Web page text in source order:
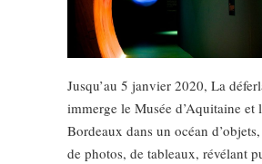
Jusqu’au 5 janvier 2020, La
immerge le Musée d’Aquitaine et
Bordeaux dans un océan
de photos, de tableaux, révélant